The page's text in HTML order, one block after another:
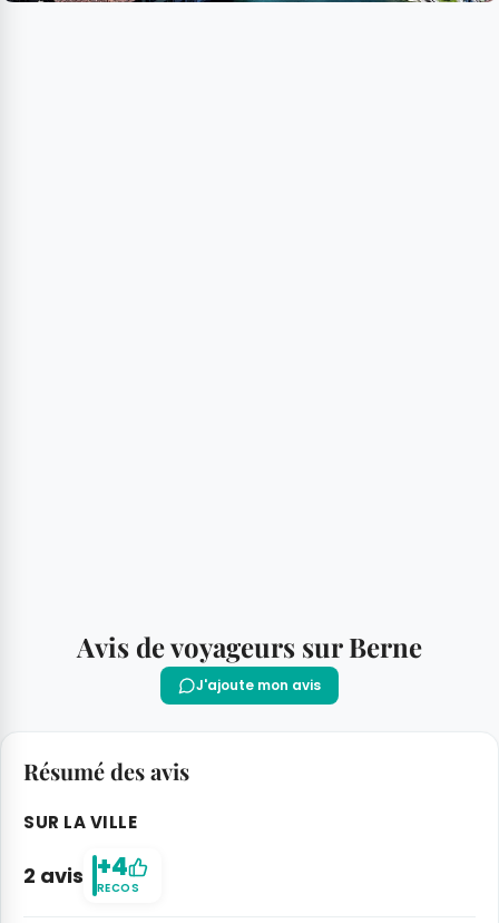
Avis de voyageurs sur Berne
J'ajoute mon avis
Résumé des avis
SUR LA VILLE
2 avis +4
RECOS